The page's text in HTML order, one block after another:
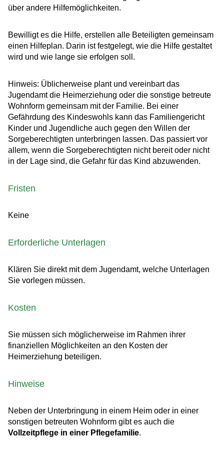
über andere Hilfemöglichkeiten.
Bewilligt es die Hilfe, erstellen alle Beteiligten gemeinsam
einen Hilfeplan. Darin ist festgelegt, wie die Hilfe gestaltet
wird und wie lange sie erfolgen soll.
Hinweis: Üblicherweise plant und vereinbart das
Jugendamt die Heimerziehung oder die sonstige betreute
Wohnform gemeinsam mit der Familie. Bei einer
Gefährdung des Kindeswohls kann das Familiengericht
Kinder und Jugendliche auch gegen den Willen der
Sorgeberechtigten unterbringen lassen. Das passiert vor
allem, wenn die Sorgeberechtigten nicht bereit oder nicht
in der Lage sind, die Gefahr für das Kind abzuwenden.
Fristen
Keine
Erforderliche Unterlagen
Klären Sie direkt mit dem Jugendamt, welche Unterlagen
Sie vorlegen müssen.
Kosten
Sie müssen sich möglicherweise im Rahmen ihrer
finanziellen Möglichkeiten an den Kosten der
Heimerziehung beteiligen.
Hinweise
Neben der Unterbringung in einem Heim oder in einer
sonstigen betreuten Wohnform gibt es auch die
Vollzeitpflege in einer Pflegefamilie.